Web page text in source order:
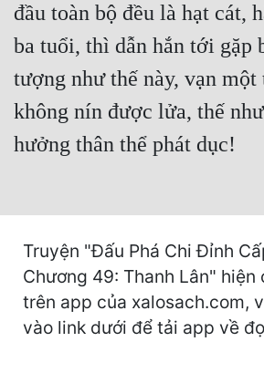
Mạt Thế
Mỹ Thực
Ngôn Tình
Ngược
Nữ Phụ
Phong Thủy - Tâm Linh
Phương Tây
Phản Phái
đầu toàn bộ đều là hạt cát,
ba tuổi, thì dẫn hắn tới gặp
tượng như thế này, vạn
không nín được lửa, thế
hưởng thân thể phát dục!
Truyện "Đấu Phá Chi Đỉnh
Chương 49: Thanh Lân" hiện
trên app của xalosach.com,
vào link dưới để tải app về